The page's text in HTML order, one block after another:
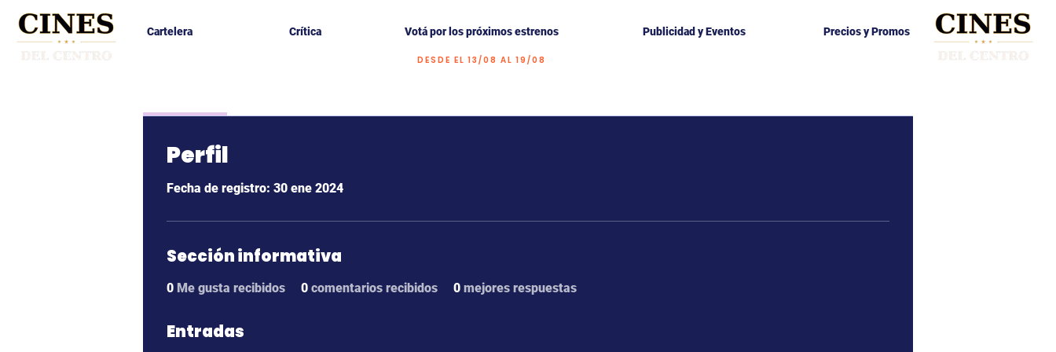
Cartelera Crítica Votá por los próximos estrenos Publicidad y Eventos Precios y Promos
DESDE EL 13/08 AL 19/08
Perfil
Fecha de registro: 30 ene 2024
Sección informativa
0 Me gusta recibidos 0 comentarios recibidos 0 mejores respuestas
Entradas